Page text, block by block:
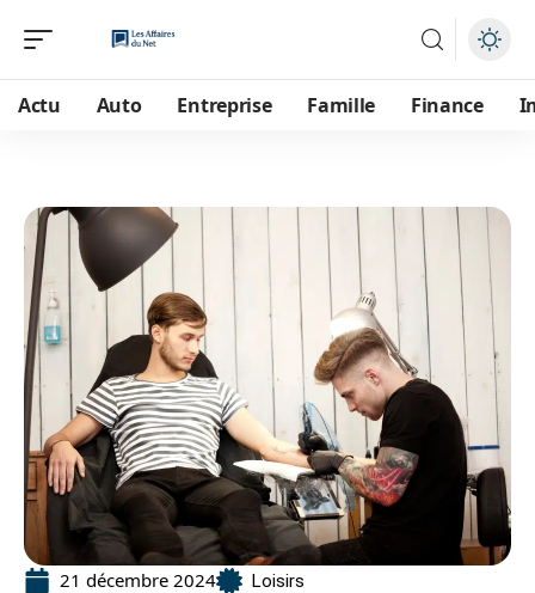
Actu Auto Entreprise Famille Finance
21 décembre 2024 Loisirs